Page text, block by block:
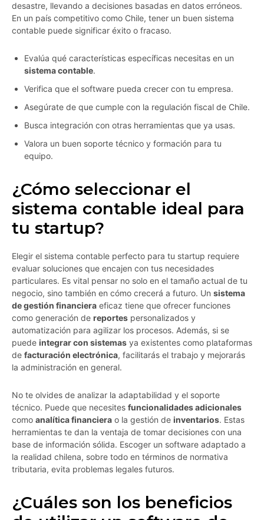
desastre, llevando a decisiones basadas en datos erróneos.
En un país competitivo como Chile, tener un buen sistema
contable puede significar éxito o fracaso.
Evalúa qué características específicas necesitas en un
sistema contable.
Verifica que el software pueda crecer con tu empresa.
Asegúrate de que cumple con la regulación fiscal de Chile.
Busca integración con otras herramientas que ya usas.
Valora un buen soporte técnico y formación para tu
equipo.
¿Cómo seleccionar el
sistema contable ideal para
tu startup?
Elegir el sistema contable perfecto para tu startup requiere
evaluar soluciones que encajen con tus necesidades
particulares. Es vital pensar no solo en el tamaño actual de tu
negocio, sino también en cómo crecerá a futuro. Un sistema
de gestión financiera eficaz tiene que ofrecer funciones
como generación de reportes personalizados y
automatización para agilizar los procesos. Además, si se
puede integrar con sistemas ya existentes como plataformas
de facturación electrónica, facilitarás el trabajo y mejorarás
la administración en general.
No te olvides de analizar la adaptabilidad y el soporte
técnico. Puede que necesites funcionalidades adicionales
como analítica financiera o la gestión de inventarios. Estas
herramientas te dan la ventaja de tomar decisiones con una
base de información sólida. Escoger un software adaptado a
la realidad chilena, sobre todo en términos de normativa
tributaria, evita problemas legales futuros.
¿Cuáles son los beneficios